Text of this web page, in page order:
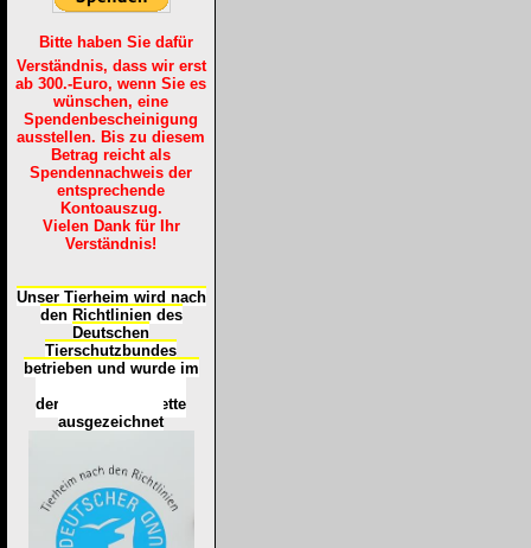
Bitte haben Sie dafür
Verständnis, dass wir erst
ab 300.-Euro, wenn Sie es
wünschen, eine
Spendenbescheinigung
ausstellen. Bis zu diesem
Betrag reicht als
Spendennachweis der
entsprechende
Kontoauszug.
Vielen Dank für Ihr
Verständnis!
Unser Tierheim wird nach
den Richtlinien des
Deutschen
Tierschutzbundes
betrieben und wurde im
der
Tierheimplakette
ausgezeichnet